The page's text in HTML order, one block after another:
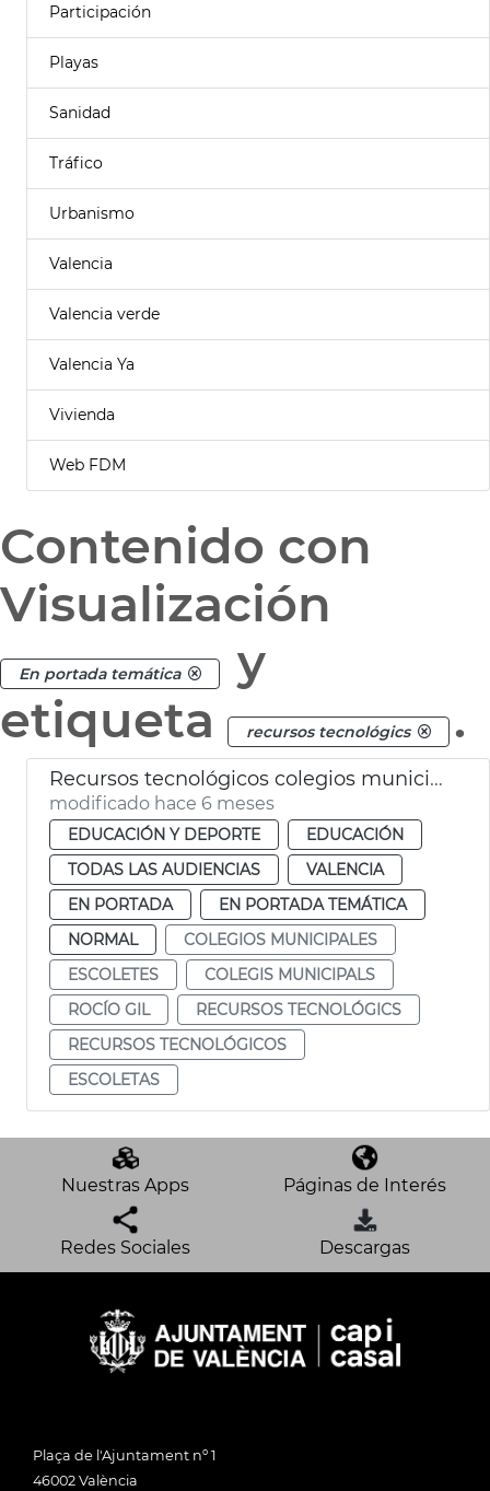
Participación
Playas
Sanidad
Tráfico
Urbanismo
Valencia
Valencia verde
Valencia Ya
Vivienda
Web FDM
Contenido con
Visualización
En portada temática
y
etiqueta
recursos tecnológics .
Recursos tecnológicos colegios municipales València
modificado hace 6 meses
EDUCACIÓN Y DEPORTE
EDUCACIÓN
TODAS LAS AUDIENCIAS
VALENCIA
EN PORTADA
EN PORTADA TEMÁTICA
NORMAL
COLEGIOS MUNICIPALES
ESCOLETES
COLEGIS MUNICIPALS
ROCÍO GIL
RECURSOS TECNOLÓGICS
RECURSOS TECNOLÓGICOS
ESCOLETAS
Nuestras Apps Páginas de Interés
Redes Sociales Descargas
Plaça de l'Ajuntament nº 1
46002 València